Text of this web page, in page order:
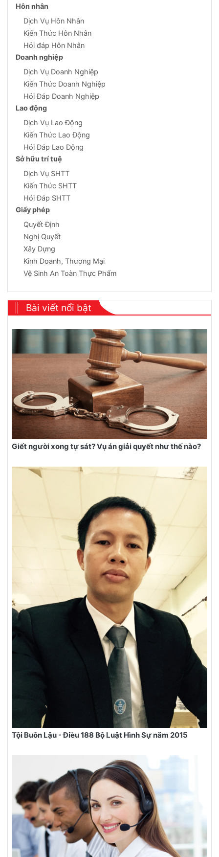
Hôn nhân
Dịch Vụ Hôn Nhân
Kiến Thức Hôn Nhân
Hỏi đáp Hôn Nhân
Doanh nghiệp
Dịch Vụ Doanh Nghiệp
Kiến Thức Doanh Nghiệp
Hỏi Đáp Doanh Nghiệp
Lao động
Dịch Vụ Lao Động
Kiến Thức Lao Động
Hỏi Đáp Lao Động
Sở hữu trí tuệ
Dịch Vụ SHTT
Kiến Thức SHTT
Hỏi Đáp SHTT
Giấy phép
Quyết Định
Nghị Quyết
Xây Dựng
Kinh Doanh, Thương Mại
Vệ Sinh An Toàn Thực Phẩm
Bài viết nổi bật
Giết người xong tự sát? Vụ án giải quyết như thế nào?
Tội Buôn Lậu - Điều 188 Bộ Luật Hình Sự năm 2015